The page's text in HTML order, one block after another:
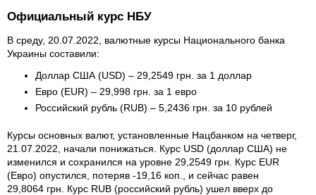
Официальный курс НБУ
В среду, 20.07.2022, валютные курсы Национального банка
Украины составили:
Доллар США (USD) – 29,2549 грн. за 1 доллар
Евро (EUR) – 29,998 грн. за 1 евро
Российский рубль (RUB) – 5,2436 грн. за 10 рублей
Курсы основных валют, установленные Нацбанком на четверг,
21.07.2022, начали понижаться. Курс USD (доллар США) не
изменился и сохранился на уровне 29,2549 грн. Курс EUR
(Евро) опустился, потеряв -19,16 коп., и сейчас равен
29,8064 грн. Курс RUB (российский рубль) ушел вверх до